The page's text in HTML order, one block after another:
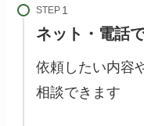
STEP
ネット・電話
依頼したい内容
相談できます